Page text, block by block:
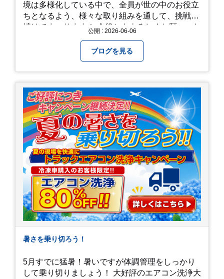
境は多様化している中で、全員が世の中のお役立
ちとなるよう、様々な取り組みを通して、挑戦を
続けてまいります！ 今後ともよろしくお願いいた公開 : 2026-06-06
ブログを見る
暑さを乗り切ろう！
5月すでに猛暑！暑いですが体調管理をしっかり
して乗り切りましょう！ 大好評のエアコン洗浄大